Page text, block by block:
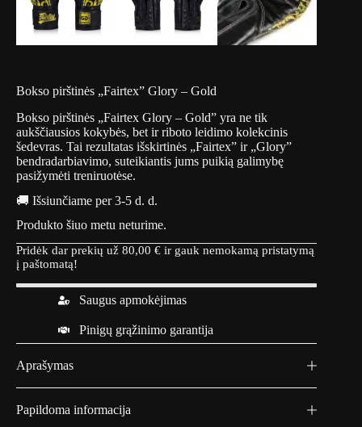
Bokso pirštinės „Fairtex” Glory – Gold
Bokso pirštinės „Fairtex Glory – Gold” yra ne tik
aukščiausios kokybės, bet ir riboto leidimo kolekcinis
šedevras. Tai rezultatas išskirtinės „Fairtex” ir „Glory”
bendradarbiavimo, suteikiantis jums puikią galimybę
pasižymėti treniruotėse.
🚚 Išsiunčiame per 3-5 d. d.
Produkto šiuo metu neturime.
Pridėk dar prekių už 80,00 € ir gauk nemokamą pristatymą
į paštomatą!
Saugus apmokėjimas
Pinigų grąžinimo garantija
Aprašymas
Papildoma informacija